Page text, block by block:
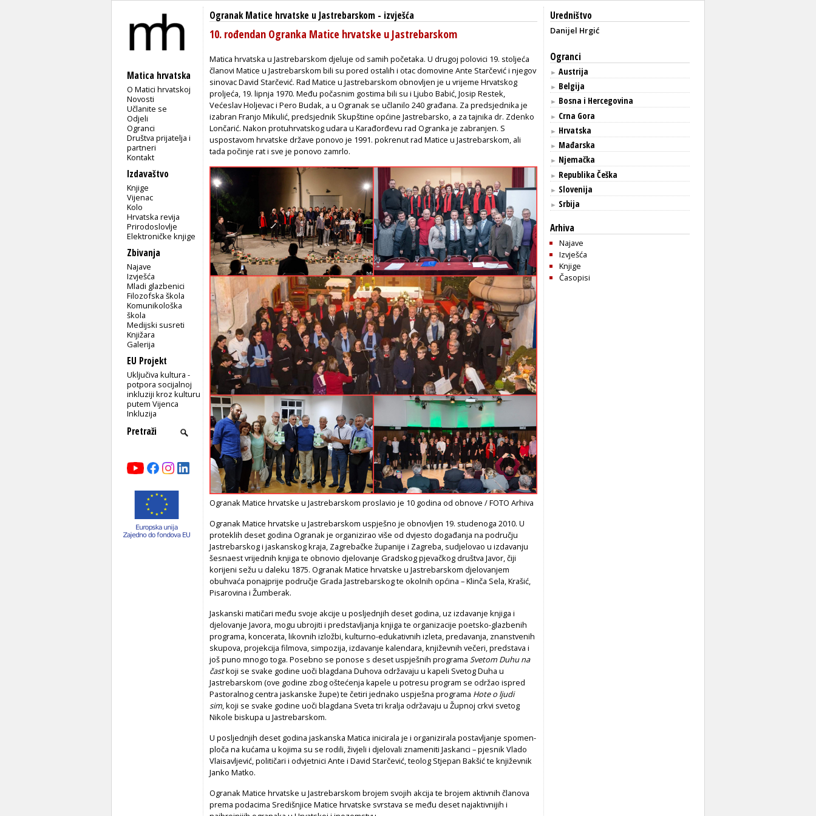
Matica hrvatska
O Matici hrvatskoj
Novosti
Učlanite se
Odjeli
Ogranci
Društva prijatelja i
partneri
Kontakt
Izdavaštvo
Knjige
Vijenac
Kolo
Hrvatska revija
Prirodoslovlje
Elektroničke knjige
Zbivanja
Najave
Izvješća
Mladi glazbenici
Filozofska škola
Komunikološka
škola
Medijski susreti
Knjižara
Galerija
EU Projekt
Uključiva kultura -
potpora socijalnoj
inkluziji kroz kulturu
putem Vijenca
Inkluzija
Ogranak Matice hrvatske u Jastrebarskom - izvješća
10. rođendan Ogranka Matice hrvatske u Jastrebarskom
Matica hrvatska u Jastrebarskom djeluje od samih početaka. U drugoj polovici 19. stoljeća
članovi Matice u Jastrebarskom bili su pored ostalih i otac domovine Ante Starčević i njegov
sinovac David Starčević. Rad Matice u Jastrebarskom obnovljen je u vrijeme Hrvatskog
proljeća, 19. lipnja 1970. Među počasnim gostima bili su i Ljubo Babić, Josip Restek,
Većeslav Holjevac i Pero Budak, a u Ogranak se učlanilo 240 građana. Za predsjednika je
izabran Franjo Mikulić, predsjednik Skupštine općine Jastrebarsko, a za tajnika dr. Zdenko
Lončarić. Nakon protuhrvatskog udara u Karađorđevu rad Ogranka je zabranjen. S
uspostavom hrvatske države ponovo je 1991. pokrenut rad Matice u Jastrebarskom, ali
tada počinje rat i sve je ponovo zamrlo.
Ogranak Matice hrvatske u Jastrebarskom proslavio je 10 godina od obnove / FOTO Arhiva
Ogranak Matice hrvatske u Jastrebarskom uspješno je obnovljen 19. studenoga 2010. U
proteklih deset godina Ogranak je organizirao više od dvjesto događanja na području
Jastrebarskog i jaskanskog kraja, Zagrebačke županije i Zagreba, sudjelovao u izdavanju
šesnaest vrijednih knjiga te obnovio djelovanje Gradskog pjevačkog društva Javor, čiji
korijeni sežu u daleku 1875. Ogranak Matice hrvatske u Jastrebarskom djelovanjem
obuhvaća ponajprije područje Grada Jastrebarskog te okolnih općina – Klinča Sela, Krašić,
Pisarovina i Žumberak.
Jaskanski matičari među svoje akcije u posljednjih deset godina, uz izdavanje knjiga i
djelovanje Javora, mogu ubrojiti i predstavljanja knjiga te organizacije poetsko-glazbenih
programa, koncerata, likovnih izložbi, kulturno-edukativnih izleta, predavanja, znanstvenih
skupova, projekcija filmova, simpozija, izdavanje kalendara, književnih večeri, predstava i
još puno mnogo toga. Posebno se ponose s deset uspješnih programa Svetom Duhu na
častkoji se svake godine uoči blagdana Duhova održavaju u kapeli Svetog Duha u
Jastrebarskom (ove godine zbog oštećenja kapele u potresu program se održao ispred
Pastoralnog centra jaskanske župe) te četiri jednako uspješna programa Hote o ljudi
sim koji se svake godine uoči blagdana Sveta tri kralja održavaju u Župnoj crkvi svetog
Nikole biskupa u Jastrebarskom.
U posljednjih deset godina jaskanska Matica inicirala je i organizirala postavljanje spomen-
ploča na kućama u kojima su se rodili, živjeli i djelovali znameniti Jaskanci – pjesnik Vlado
Vlaisavljević, političari i odvjetnici Ante i David Starčević, teolog Stjepan Bakšić te književnik
Janko Matko.
Ogranak Matice hrvatske u Jastrebarskom brojem svojih akcija te brojem aktivnih članova
prema podacima Središnjice Matice hrvatske svrstava se među deset najaktivnijih i
Uredništvo
Danijel Hrgić
Ogranci
► Austrija
► Belgija
► Bosna i Hercegovina
► Crna Gora
► Hrvatska
► Mađarska
► Njemačka
► Republika Češka
► Slovenija
► Srbija
Arhiva
Najave
Izvješća
Knjige
Časopisi